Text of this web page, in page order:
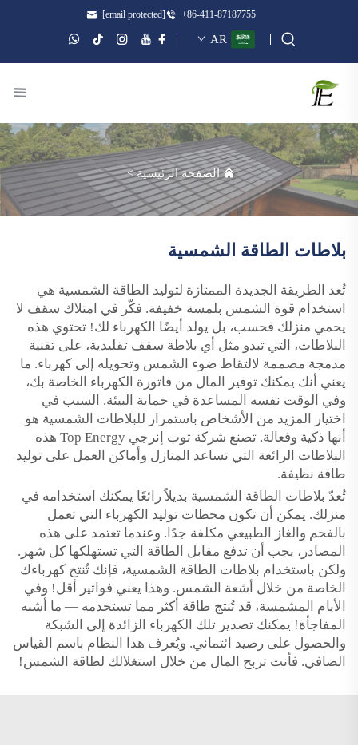
+86-411-87187755
[email protected]
AR
الصفحة الرئيسية>
بلاطات الطاقة الشمسية
تُعد الطريقة الجديدة الممتازة لتوليد الطاقة الشمسية هي
استخدام قوة الشمس بلمسة خفيفة. فكّر في امتلاك سقف لا
يحمي منزلك فحسب، بل يولد أيضًا الكهرباء لك! تحتوي هذه
البلاطات، التي تبدو مثل أي بلاطة سقف تقليدية، على تقنية
مدمجة مصممة لالتقاط ضوء الشمس وتحويله إلى كهرباء. ما
يعني أنك يمكنك توفير المال من فاتورة الكهرباء الخاصة بك،
وفي الوقت نفسه المساعدة في حماية البيئة. السبب في
اختيار المزيد من الأشخاص باستمرار للبلاطات الشمسية هو
أنها ذكية وفعالة. تصنع شركة توب إنرجي Top Energy هذه
البلاطات الرائعة التي تساعد المنازل وأماكن العمل على توليد
طاقة نظيفة.
تُعدّ بلاطات الطاقة الشمسية بديلاً رائعًا يمكنك استخدامه في
منزلك. يمكن أن تكون محطات توليد الكهرباء التي تعمل
بالفحم والغاز الطبيعي مكلفة جدًا. وعندما تعتمد على هذه
المصادر، يجب أن تدفع مقابل الطاقة التي تستهلكها كل شهر.
ولكن باستخدام بلاطات الطاقة الشمسية، فإنك تُنتج كهرباءك
الخاصة من خلال أشعة الشمس. وهذا يعني فواتير أقل! وفي
الأيام المشمسة، قد تُنتج طاقة أكثر مما تستخدمه — ما أشبه
المفاجأة! يمكنك تصدير تلك الكهرباء الزائدة إلى الشبكة
والحصول على رصيد ائتماني. ويُعرف هذا النظام باسم القياس
الصافي. فأنت تربح المال من خلال استغلالك لطاقة الشمس!